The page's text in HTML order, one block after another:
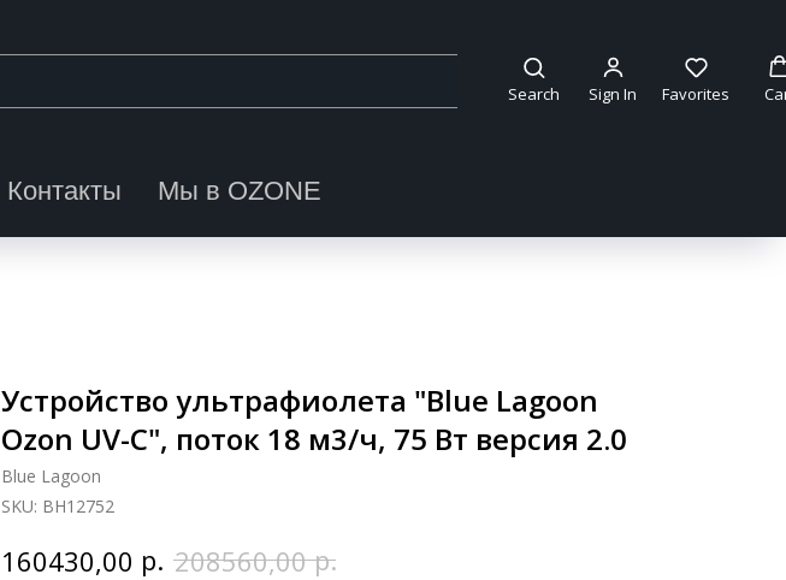
Search Sign In Favorites
Контакты Мы в OZONE
Устройство ультрафиолета "Blue Lagoon
Ozon UV-C", поток 18 м3/ч, 75 Вт версия 2.0
Blue Lagoon
SKU: BH12752
160430,00 р. 208560,00 р.